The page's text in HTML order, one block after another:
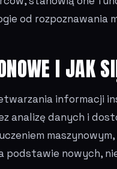
od rozpoznawania
I JAK
informacji
analizę danych i
podstawie nowych,